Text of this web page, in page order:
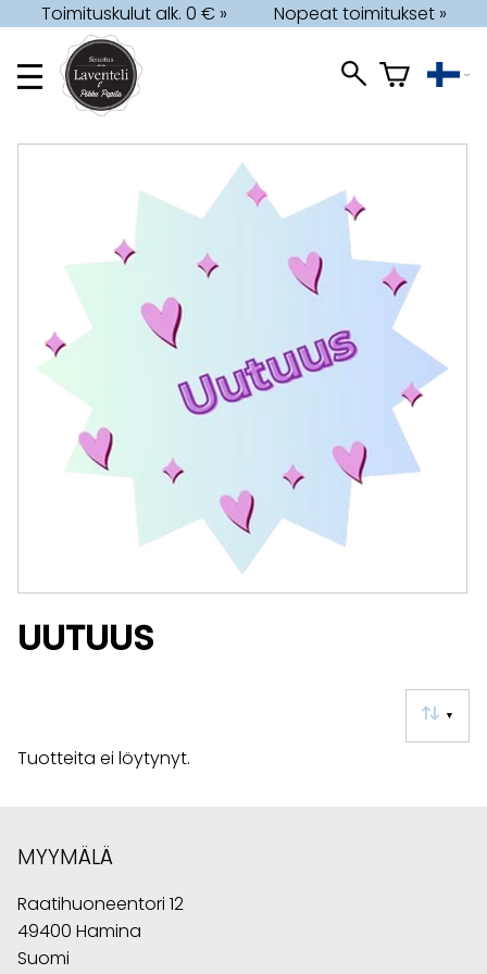
Toimituskulut alk. 0 € » Nopeat toimitukset »
UUTUUS
▼
Tuotteita ei löytynyt.
MYYMÄLÄ
Raatihuoneentori 12
49400 Hamina
Suomi